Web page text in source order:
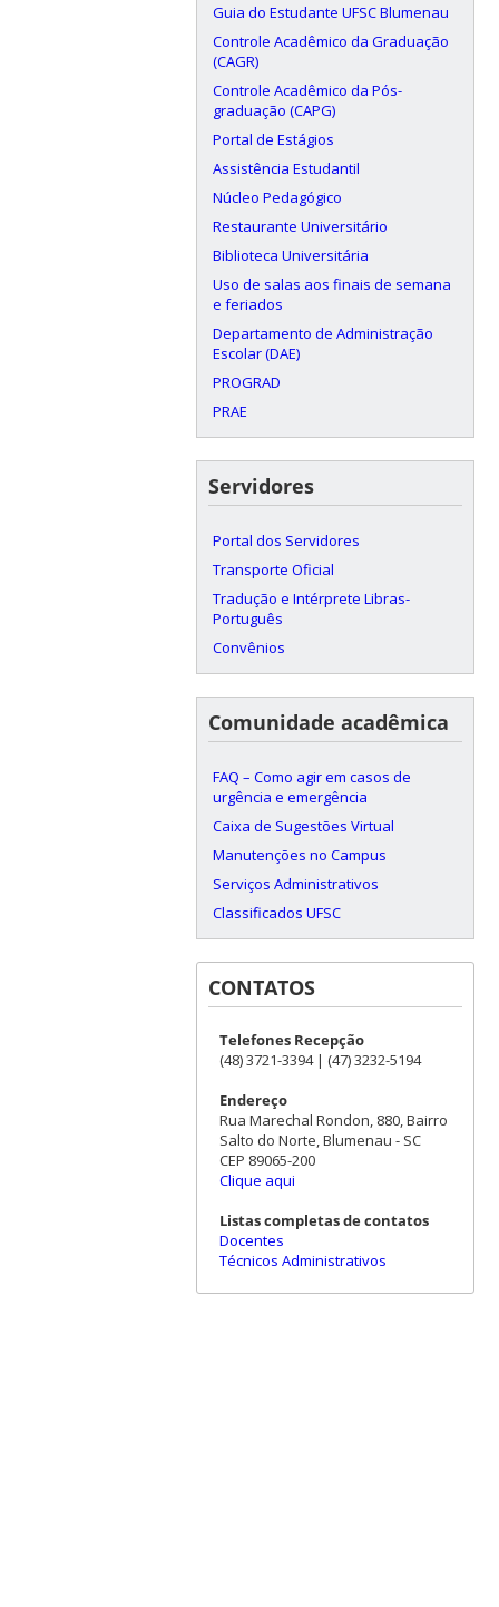
Guia do Estudante UFSC Blumenau
Controle Acadêmico da Graduação
(CAGR)
Controle Acadêmico da Pós-
graduação (CAPG)
Portal de Estágios
Assistência Estudantil
Núcleo Pedagógico
Restaurante Universitário
Biblioteca Universitária
Uso de salas aos finais de semana
e feriados
Departamento de Administração
Escolar (DAE)
PROGRAD
PRAE
Servidores
Portal dos Servidores
Transporte Oficial
Tradução e Intérprete Libras-
Português
Convênios
Comunidade acadêmica
FAQ – Como agir em casos de
urgência e emergência
Caixa de Sugestões Virtual
Manutenções no Campus
Serviços Administrativos
Classificados UFSC
CONTATOS
Telefones Recepção
(48) 3721-3394 | (47) 3232-5194
Endereço
Rua Marechal Rondon, 880, Bairro
Salto do Norte, Blumenau - SC
CEP 89065-200
Clique aqui
Listas completas de contatos
Docentes
Técnicos Administrativos